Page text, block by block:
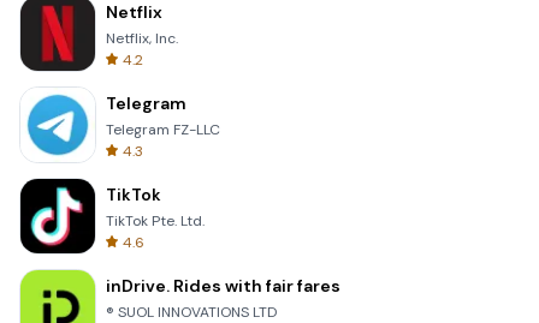
Netflix
Netflix, Inc.
4.2
Telegram
Telegram FZ-LLC
4.3
TikTok
TikTok Pte. Ltd.
4.6
inDrive. Rides with fair fares
® SUOL INNOVATIONS LTD